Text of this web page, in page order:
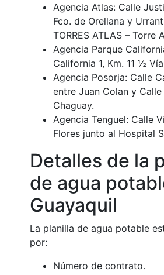
Agencia Atlas: Calle
Fco. de Orellana y
TORRES ATLAS – Torre
Agencia Parque
California 1, Km. 11 ½
Agencia Posorja: Calle
entre Juan Colan y
Chaguay.
Agencia Tenguel: Calle
Flores junto al Hospital
Detalles de la
de agua
Guayaquil
La planilla de agua potable
por:
Número de contrato.